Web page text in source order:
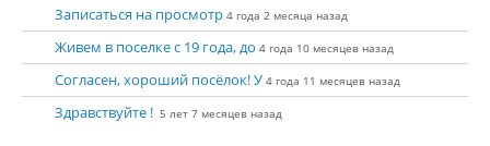
Записаться на просмотр 4 года 2 месяца назад
Живем в поселке с 19 года, до 4 года 10 месяцев назад
Согласен, хороший посёлок! У 4 года 11 месяцев назад
Здравствуйте ! 5 лет 7 месяцев назад